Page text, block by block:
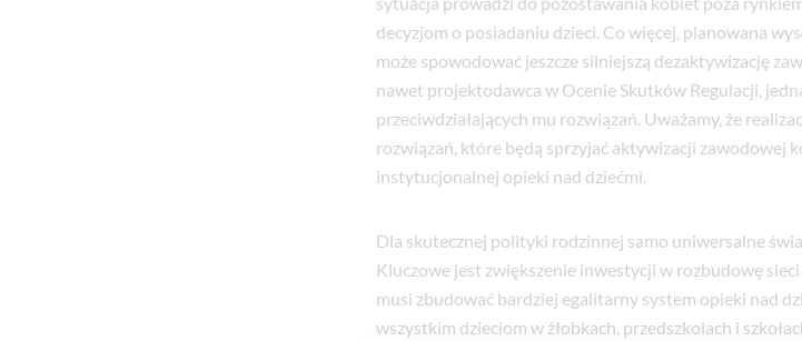
decyzjom o posiadaniu dzieci. Co więcej, planowana
może spowodować jeszcze silniejszą dezaktywizację
nawet projektodawca w Ocenie Skutków Regulacji,
przeciwdziałających mu rozwiązań. Uważamy, że
rozwiązań, które będą sprzyjać aktywizacji zawodowej
instytucjonalnej opieki nad dziećmi.
Dla skutecznej polityki rodzinnej samo uniwersalne
Kluczowe jest zwiększenie inwestycji w rozbudowę
musi zbudować bardziej egalitarny system opieki nad
wszystkim dzieciom w żłobkach, przedszkolach i